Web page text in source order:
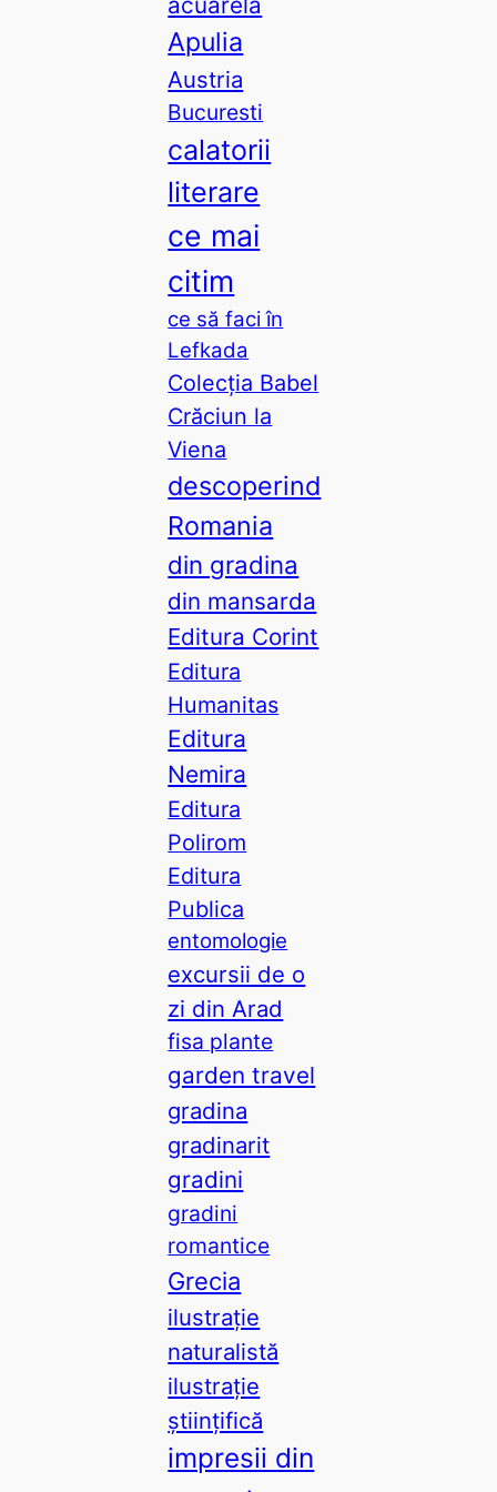
Apulia
Austria
Bucuresti
calatorii
literare
ce mai
citim
ce să faci în
Lefkada
Colecția Babel
Crăciun la
Viena
descoperind
Romania
din gradina
din mansarda
Editura Corint
Editura
Humanitas
Editura
Nemira
Editura
Polirom
Editura
Publica
entomologie
excursii de o
zi din Arad
fisa plante
garden travel
gradina
gradinarit
gradini
gradini
romantice
Grecia
ilustrație
naturalistă
ilustrație
științifică
impresii din